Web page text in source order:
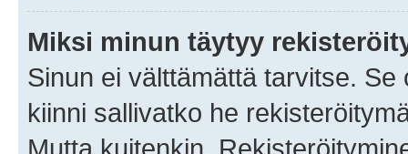
Miksi minun täytyy
Sinun ei välttämättä tarvitse.
kiinni sallivatko he
Mutta kuitenkin.